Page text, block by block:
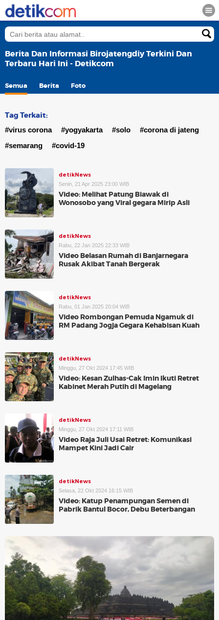
Berita Dan Informasi Birojatengdiy Terkini Dan
Terbaru Hari Ini - Detikcom
Semua Berita Foto
Tag Terkait:
#virus corona #yogyakarta #solo
#corona di jateng
#semarang
#covid-19
detikNews
Senin, 21 Apr 2025 23:00 WIB
Video: Melihat Patung Biawak di
Wonosobo yang Viral gegara Mirip Asli
detikNews
Rabu, 22 Jan 2025 22:33 WIB
Video Belasan Rumah di Banjarnegara
Rusak Akibat Tanah Bergerak
detikNews
Rabu, 01 Jan 2025 20:04 WIB
Video Rombongan Pemuda Ngamuk di
RM Padang Jogja Gegara Kehabisan Kuah
detikNews
Minggu, 27 Okt 2024 17:45 WIB
Video: Kesan Zulhas-Cak Imin Ikuti Retret
Kabinet Merah Putih di Magelang
detikNews
Minggu, 27 Okt 2024 17:11 WIB
Video Raja Juli Usai Retret: Komunikasi
Mampet Kini Jadi Cair
detikNews
Selasa, 22 Okt 2024 16:15 WIB
Video: Katup Penampungan Semen di
Pabrik Bantul Bocor, Debu Beterbangan